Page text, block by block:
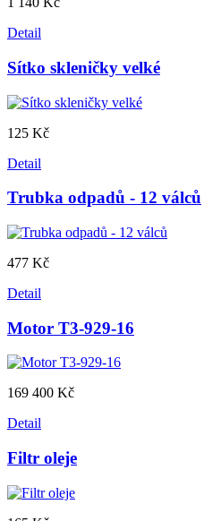
Detail
Sítko skleničky velké
125 Kč
Detail
Trubka odpadů - 12 válců
477 Kč
Detail
Motor T3-929-16
169 400 Kč
Detail
Filtr oleje